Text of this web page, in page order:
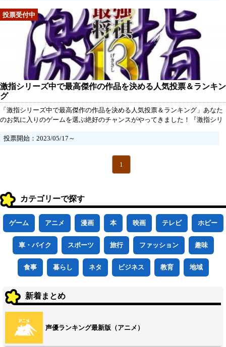
激指シリーズ中で最高傑作の作品を決める人気投票＆ランキン
グ
「激指シリーズ中で最高傑作の作品を決める人気投票＆ランキング」あなた
のお気に入りのゲームを選ぶ絶好のチャンスがやってきました！『激指シリ
の投票は期限がなく、一定数の投票が集まった時点で結果が発表されます。
投票開始：2023/05/17～
1
カテゴリーで探す
ゲーム アニメ 漫画 本 映画 テレビ ホビー
車・バイク スポーツ 旅行 ファッション 趣味
食事 暮らし ネタ ビジネス 教育 地域
新着まとめ
声優ランキング最新版（アニメ）